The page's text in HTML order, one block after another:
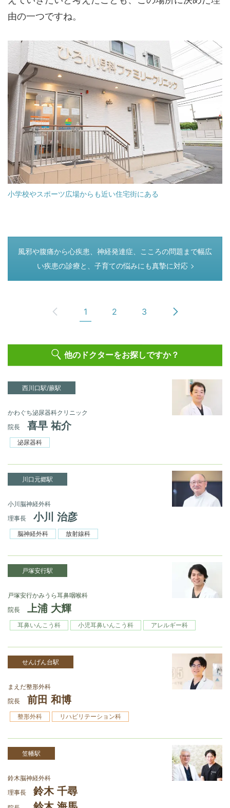
由の一つですね。
小学校やスポーツ広場からも近い住宅街にある
つぎのページ
風邪や腹痛から心疾患、神経発達症、こころの問題まで幅広
い疾患の診療と、子育ての悩みにも真摯に対応
1 2 3
他のドクターをお探しですか？
西川口駅/蕨駅
かわぐち泌尿器科クリニック
院長
喜早 祐介
泌尿器科
川口元郷駅
小川脳神経外科
理事長
小川 治彦
脳神経外科 放射線科
戸塚安行駅
戸塚安行かみうら耳鼻咽喉科
院長
上浦 大輝
耳鼻いんこう科 小児耳鼻いんこう科 アレルギー科
せんげん台駅
まえだ整形外科
院長
前田 和博
整形外科 リハビリテーション科
笠幡駅
鈴木脳神経外科
理事長
鈴木 千尋